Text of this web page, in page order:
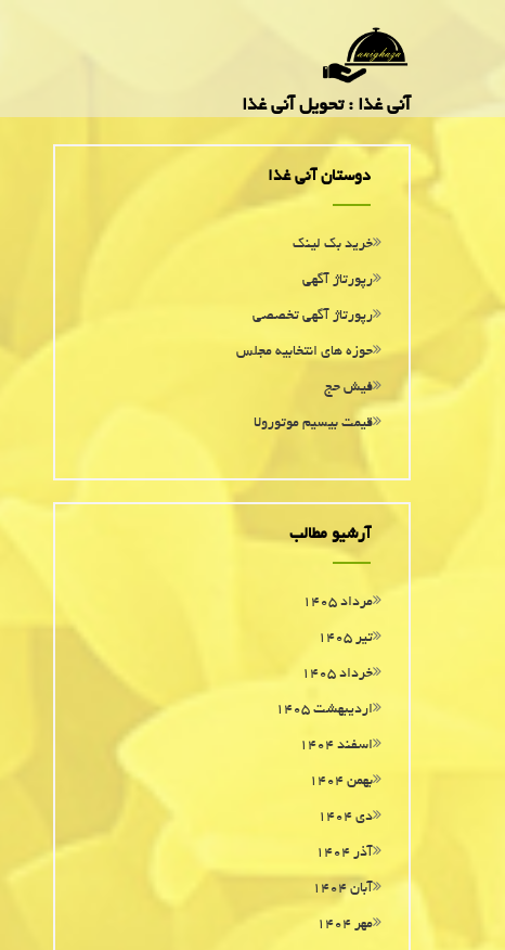
آنی غذا : تحویل آنی غذا
دوستان آنی غذا
خرید بک لینک
رپورتاژ آگهی
رپورتاژ آگهی تخصصی
حوزه های انتخابیه مجلس
فیش حج
قیمت بیسیم موتورولا
آرشیو مطالب
مرداد ۱۴۰۵
تیر ۱۴۰۵
خرداد ۱۴۰۵
اردیبهشت ۱۴۰۵
اسفند ۱۴۰۴
بهمن ۱۴۰۴
دی ۱۴۰۴
آذر ۱۴۰۴
آبان ۱۴۰۴
مهر ۱۴۰۴